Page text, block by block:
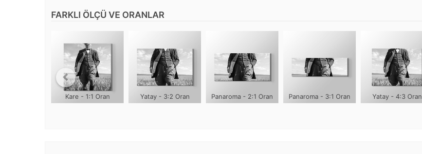
FARKLI ÖLÇÜ VE ORANLAR
Kare - 1:1 Oran Yatay - 3:2 Oran Panaroma - 2:1 Oran Panaroma - 3:1 Oran Yatay - 4:3 Oran